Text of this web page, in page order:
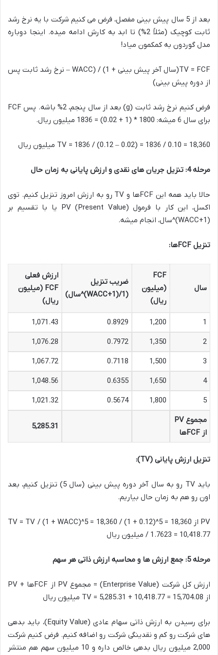
بعد از 5 سال پیش بینی مفصل، فرض می کنیم شرکت با یه نرخ رشد
ثابت کوچیک (مثلاً 2%) تا ابد به کارش ادامه میده. اینجا دوباره
مدل گوردون به کمکمون میاد!
TV = FCF(سال آخر پیش بینی + 1) / (WACC – نرخ رشد ثابت پس
از دوره پیش بینی)
فرض کنیم نرخ رشد ثابت (g) بعد از سال پنجم، 2% باشه. پس FCF
برای سال 6 میشه: 1800 * (1 + 0.02) = 1836 میلیون ریال.
TV = 1836 / (0.12 – 0.02) = 1836 / 0.10 = 18,360 میلیون ریال
مرحله 4: تنزیل جریان های نقدی و ارزش پایانی به زمان حال
حالا باید همه این FCFها و TV رو به ارزش امروز تنزیل کنیم. توی
اکسل، این کار با فرمول PV (Present Value) یا با تقسیم بر
(1+WACC)^سال، انجام میشه.
تنزیل FCFها:
سال
FCF
(میلیون
ریال)
ضریب تنزیل
(1/(1+WACC)^سال)
ارزش فعلی
FCF (میلیون
ریال)
1
1,200
0.8929
1,071.43
2
1,350
0.7972
1,076.28
3
1,500
0.7118
1,067.72
4
1,650
0.6355
1,048.56
5
1,800
0.5674
1,021.32
مجموع PV
از FCFها
5,285.31
تنزیل ارزش پایانی (TV):
باید TV رو به سال آخر دوره پیش بینی (سال 5) تنزیل کنیم، بعد
اون رو هم به زمان حال بیاریم.
PV از TV = TV / (1 + WACC)^5 = 18,360 / (1 + 0.12)^5 = 18,360
/ 1.7623 = 10,418.77 میلیون ریال
مرحله 5: جمع ارزش ها و محاسبه ارزش ذاتی هر سهم
ارزش کل شرکت (Enterprise Value) = مجموع PV از FCFها + PV
از TV = 5,285.31 + 10,418.77 = 15,704.08 میلیون ریال
برای رسیدن به ارزش ذاتی سهام عادی (Equity Value)، باید بدهی
های شرکت رو کم و نقدینگی شرکت رو اضافه کنیم. فرض کنیم شرکت
2,000 میلیون ریال بدهی خالص داره و 10 میلیون سهم هم منتشر